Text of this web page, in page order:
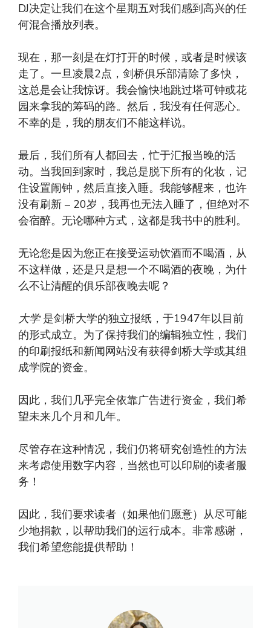
DJ决定让我们在这个星期五对我们感到高兴的任
何混合播放列表。
现在，那一刻是在灯打开的时候，或者是时候该
走了。一旦凌晨2点，剑桥俱乐部清除了多快，
这总是会让我惊讶。我会愉快地跳过塔可钟或花
园来拿我的筹码的路。然后，我没有任何恶心。
不幸的是，我的朋友们不能这样说。
最后，我们所有人都回去，忙于汇报当晚的活
动。当我回到家时，我总是脱下所有的化妆，记
住设置闹钟，然后直接入睡。我能够醒来，也许
没有刷新 – 20岁，我再也无法入睡了，但绝对不
会宿醉。无论哪种方式，这都是我书中的胜利。
无论您是因为您正在接受运动饮酒而不喝酒，从
不这样做，还是只是想一个不喝酒的夜晚，为什
么不让清醒的俱乐部夜晚去呢？
大学是剑桥大学的独立报纸，于1947年以目前
的形式成立。为了保持我们的编辑独立性，我们
的印刷报纸和新闻网站没有获得剑桥大学或其组
成学院的资金。
因此，我们几乎完全依靠广告进行资金，我们希
望未来几个月和几年。
尽管存在这种情况，我们仍将研究创造性的方法
来考虑使用数字内容，当然也可以印刷的读者服
务！
因此，我们要求读者（如果他们愿意）从尽可能
少地捐款，以帮助我们的运行成本。非常感谢，
我们希望您能提供帮助！